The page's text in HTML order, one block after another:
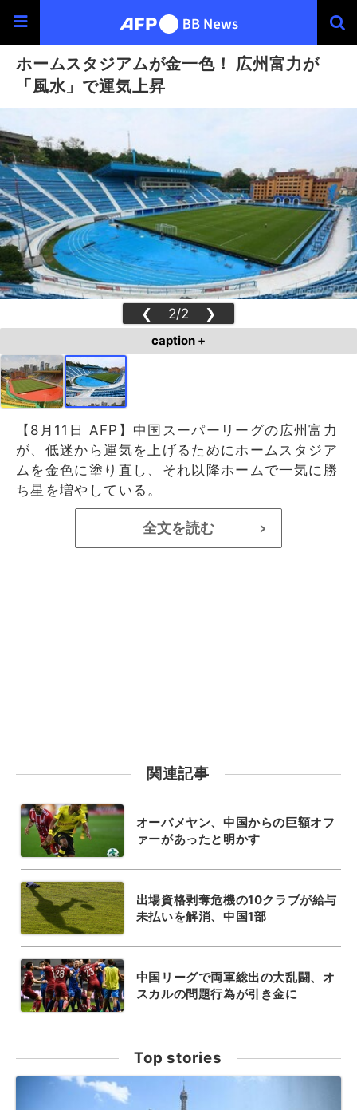
ホームスタジアムが金一色！ 広州富力が
「風水」で運気上昇
❮ 2/2 ❯
caption +
【8月11日 AFP】中国スーパーリーグの広州富力
が、低迷から運気を上げるためにホームスタジア
ムを金色に塗り直し、それ以降ホームで一気に勝
ち星を増やしている。
全文を読む >
関連記事
オーバメヤン、中国からの巨額オフ
ァーがあったと明かす
出場資格剥奪危機の10クラブが給与
未払いを解消、中国1部
中国リーグで両軍総出の大乱闘、オ
スカルの問題行為が引き金に
Top stories